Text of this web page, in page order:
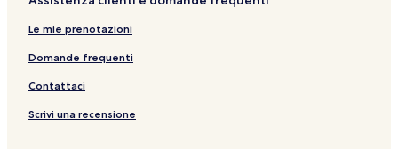
Le mie prenotazioni
Domande frequenti
Contattaci
Scrivi una recensione